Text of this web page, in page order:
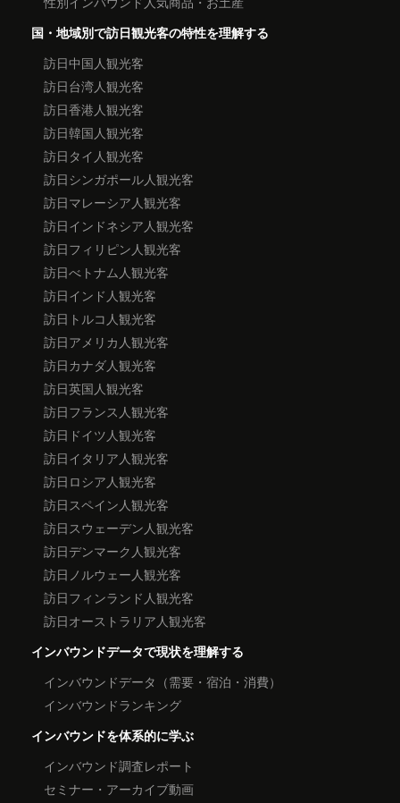
国・地域別で訪日観光客の特性を理解する
訪日中国人観光客
訪日台湾人観光客
訪日香港人観光客
訪日韓国人観光客
訪日タイ人観光客
訪日シンガポール人観光客
訪日マレーシア人観光客
訪日インドネシア人観光客
訪日フィリピン人観光客
訪日べトナム人観光客
訪日インド人観光客
訪日トルコ人観光客
訪日アメリカ人観光客
訪日カナダ人観光客
訪日英国人観光客
訪日フランス人観光客
訪日ドイツ人観光客
訪日イタリア人観光客
訪日ロシア人観光客
訪日スペイン人観光客
訪日スウェーデン人観光客
訪日デンマーク人観光客
訪日ノルウェー人観光客
訪日フィンランド人観光客
訪日オーストラリア人観光客
インバウンドデータで現状を理解する
インバウンドデータ（需要・宿泊・消費）
インバウンドランキング
インバウンドを体系的に学ぶ
インバウンド調査レポート
セミナー・アーカイブ動画